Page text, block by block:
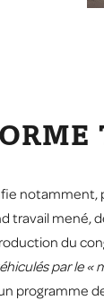
notamment,
travail mené,
du
par le «
programme